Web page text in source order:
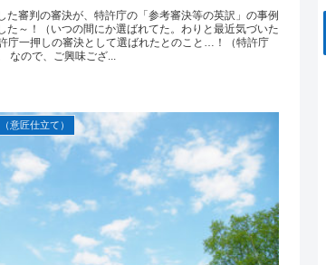
た審判の審決が、特許庁の「参考審決等の英訳」の事例
た～！（いつの間にか選ばれてた。わりと最近気づいた
庁一押しの審決として選ばれたとのこと…！（特許庁
なので、ご興味ござ...
意匠仕立て）